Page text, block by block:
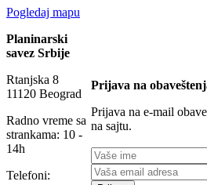
Pogledaj mapu
Planinarski
savez Srbije
Rtanjska 8
11120 Beograd
Radno vreme sa
strankama: 10 -
14h
Telefoni:
Prijava na
Prijava na e-mail
na sajtu.